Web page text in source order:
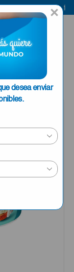
×
desea enviar